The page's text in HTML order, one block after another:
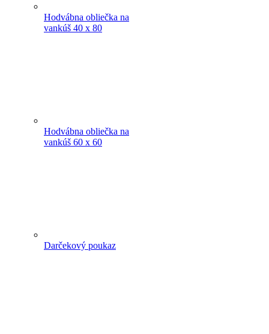
Hodvábna obliečka na
vankúš 40 x 80
Hodvábna obliečka na
vankúš 60 x 60
Darčekový poukaz